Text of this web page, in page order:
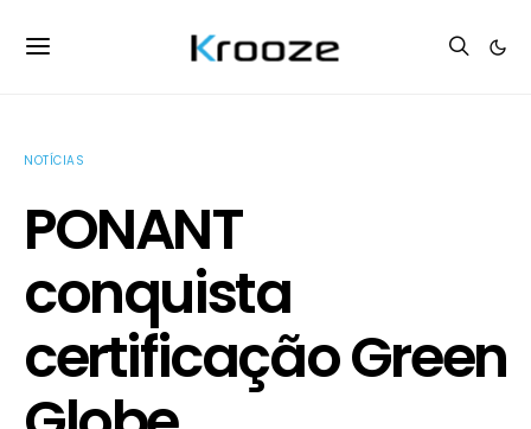
NOTÍCIAS
PONANT
conquista
certificação Green